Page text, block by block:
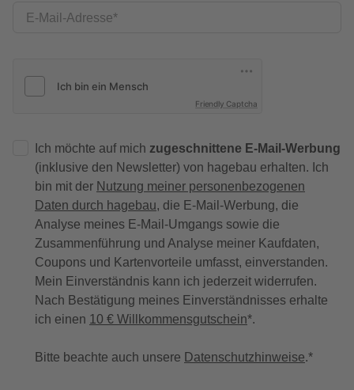
E-Mail-Adresse
Friendly Captcha
Ich möchte auf mich zugeschnittene E-Mail-Werbung
(inklusive den Newsletter) von hagebau erhalten. Ich
bin mit der Nutzung meiner personenbezogenen
Daten durch hagebau, die E-Mail-Werbung, die
Analyse meines E-Mail-Umgangs sowie die
Zusammenführung und Analyse meiner Kaufdaten,
Coupons und Kartenvorteile umfasst, einverstanden.
Mein Einverständnis kann ich jederzeit widerrufen.
Nach Bestätigung meines Einverständnisses erhalte
ich einen 10 € Willkommensgutschein*.
Bitte beachte auch unsere Datenschutzhinweise.